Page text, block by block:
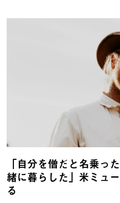
「自分を僧だと名乗
緒に暮らした」米ミュ
る